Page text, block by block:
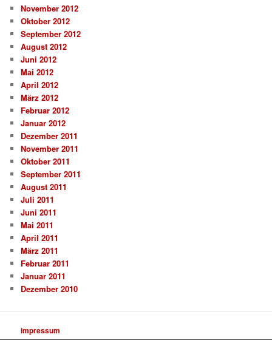
November 2012
Oktober 2012
September 2012
August 2012
Juni 2012
Mai 2012
April 2012
März 2012
Februar 2012
Januar 2012
Dezember 2011
November 2011
Oktober 2011
September 2011
August 2011
Juli 2011
Juni 2011
Mai 2011
April 2011
März 2011
Februar 2011
Januar 2011
Dezember 2010
impressum